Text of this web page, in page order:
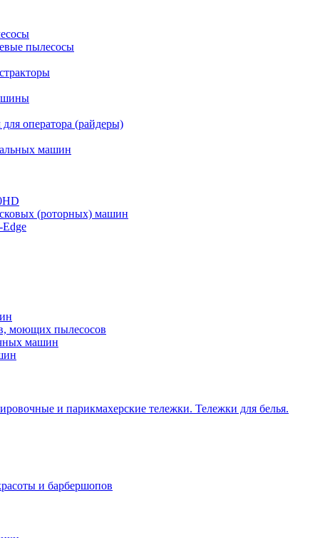
пылесосы
оператора (райдеры)
машин
(роторных) машин
моющих пылесосов
машин
и парикмахерские тележки. Тележки для белья.
и барбершопов